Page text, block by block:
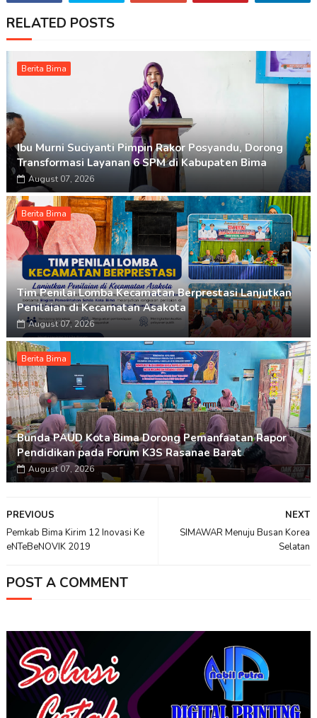
RELATED POSTS
Berita Bima
Ibu Murni Suciyanti Pimpin Rakor Posyandu, Dorong
Transformasi Layanan 6 SPM di Kabupaten Bima
August 07, 2026
Berita Bima
Tim Penilai Lomba Kecamatan Berprestasi Lanjutkan
Penilaian di Kecamatan Asakota
August 07, 2026
Berita Bima
Bunda PAUD Kota Bima Dorong Pemanfaatan Rapor
Pendidikan pada Forum K3S Rasanae Barat
August 07, 2026
NEXT
SIMAWAR Menuju Busan Korea
Selatan
PREVIOUS
Pemkab Bima Kirim 12 Inovasi Ke
eNTeBeNOVIK 2019
POST A COMMENT